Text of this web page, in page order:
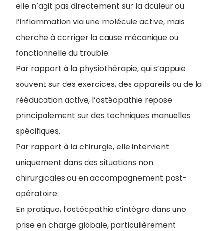
elle n’agit pas directement sur la douleur ou
l’inflammation via une molécule active, mais
cherche à corriger la cause mécanique ou
fonctionnelle du trouble.
Par rapport à la physiothérapie, qui s’appuie
souvent sur des exercices, des appareils ou de la
rééducation active, l’ostéopathie repose
principalement sur des techniques manuelles
spécifiques.
Par rapport à la chirurgie, elle intervient
uniquement dans des situations non
chirurgicales ou en accompagnement post-
opératoire.
En pratique, l’ostéopathie s’intègre dans une
prise en charge globale, particulièrement